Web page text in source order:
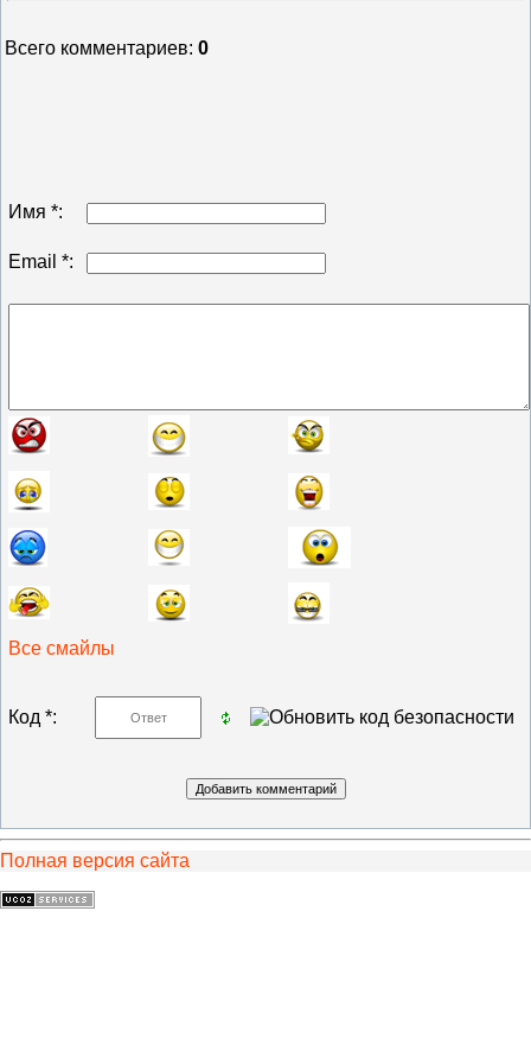
Всего комментариев: 0
Имя *:
Email *:
Все смайлы
Код *:
Полная версия сайта